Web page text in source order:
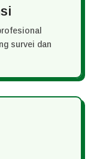
survei dan